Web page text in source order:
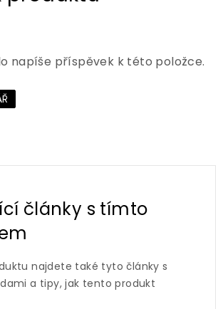
napíše příspěvek k této položce.
články s tímto
najdete také tyto články s
a tipy, jak tento produkt